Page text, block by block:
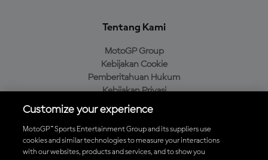
Tentang Kami
MotoGP Group
Kebijakan Cookie
Pemberitahuan Hukum
Kebijakan Privasi
Kebijakan Pembelian
Unduh Aplikasi Resmi MotoGP™
Customize your experience
MotoGP™ Sports Entertainment Group and its suppliers use
cookies and similar technologies to measure your interactions
with our websites, products and services, and to show you